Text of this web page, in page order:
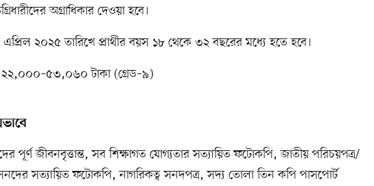
অগ্রাধিকার দেওয়া হবে।
২০২৫ তারিখে প্রার্থীর বয়স ১৮ থেকে ৩২ বছরের মধ্যে হতে হবে।
২২,০০০–৫৩,০৬০ টাকা (গ্রেড–৯)
পূর্ণ জীবনবৃত্তান্ত, সব শিক্ষাগত যোগ্যতার সত্যায়িত ফটোকপি, জাতীয় পরিচয়পত্র/
সত্যায়িত ফটোকপি, নাগরিকত্ব সনদপত্র, সদ্য তোলা তিন কপি পাসপোর্ট